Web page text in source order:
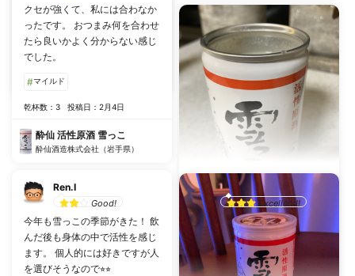
# にごり酒
乾杯数：0 投稿日：2月11日
酔仙酒造株式会社（岩手県）
クセが強くて、私には合わなか
ったです。 おつまみ何を合わせ
たら良いかよく分からない感じ
でした。
#マイルド
乾杯数：3 投稿日：2月4日
酔仙 活性原酒 雪っこ
酔仙酒造株式会社（岩手県）
bristle98
Excellent!!
# トロトロ
乾杯数：1 投稿日：5月20日
Ren.I
Good!
今年も雪っこの季節がきた！ 飲
んだ後も身体の中で活性を感じ
ます。 個人的には好きですが人
を選びそうなので⭐︎⭐︎